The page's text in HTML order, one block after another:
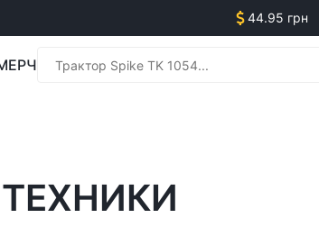
44.95 грн